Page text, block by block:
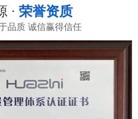
· 荣誉资质
品质 诚信赢得信任